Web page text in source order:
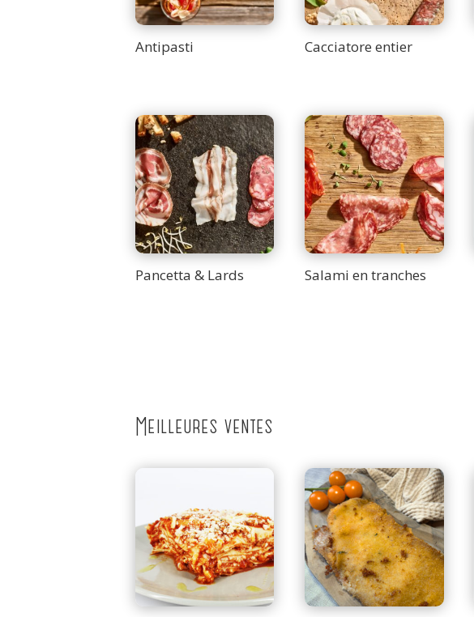
Antipasti Cacciatore entier
Pancetta & Lards Salami en tranches
Meilleures ventes